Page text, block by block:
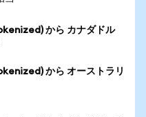
から カナダドル
から オーストラリ